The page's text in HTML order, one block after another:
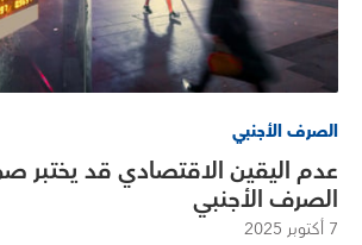
الصرف الأجنبي
عدم اليقين الاقتصادي قد يختبر
الصرف الأجنبي
7 أكتوبر 2025